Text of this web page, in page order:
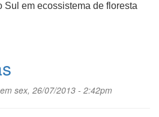
Sul em ecossistema de floresta
sex, 26/07/2013 - 2:42pm